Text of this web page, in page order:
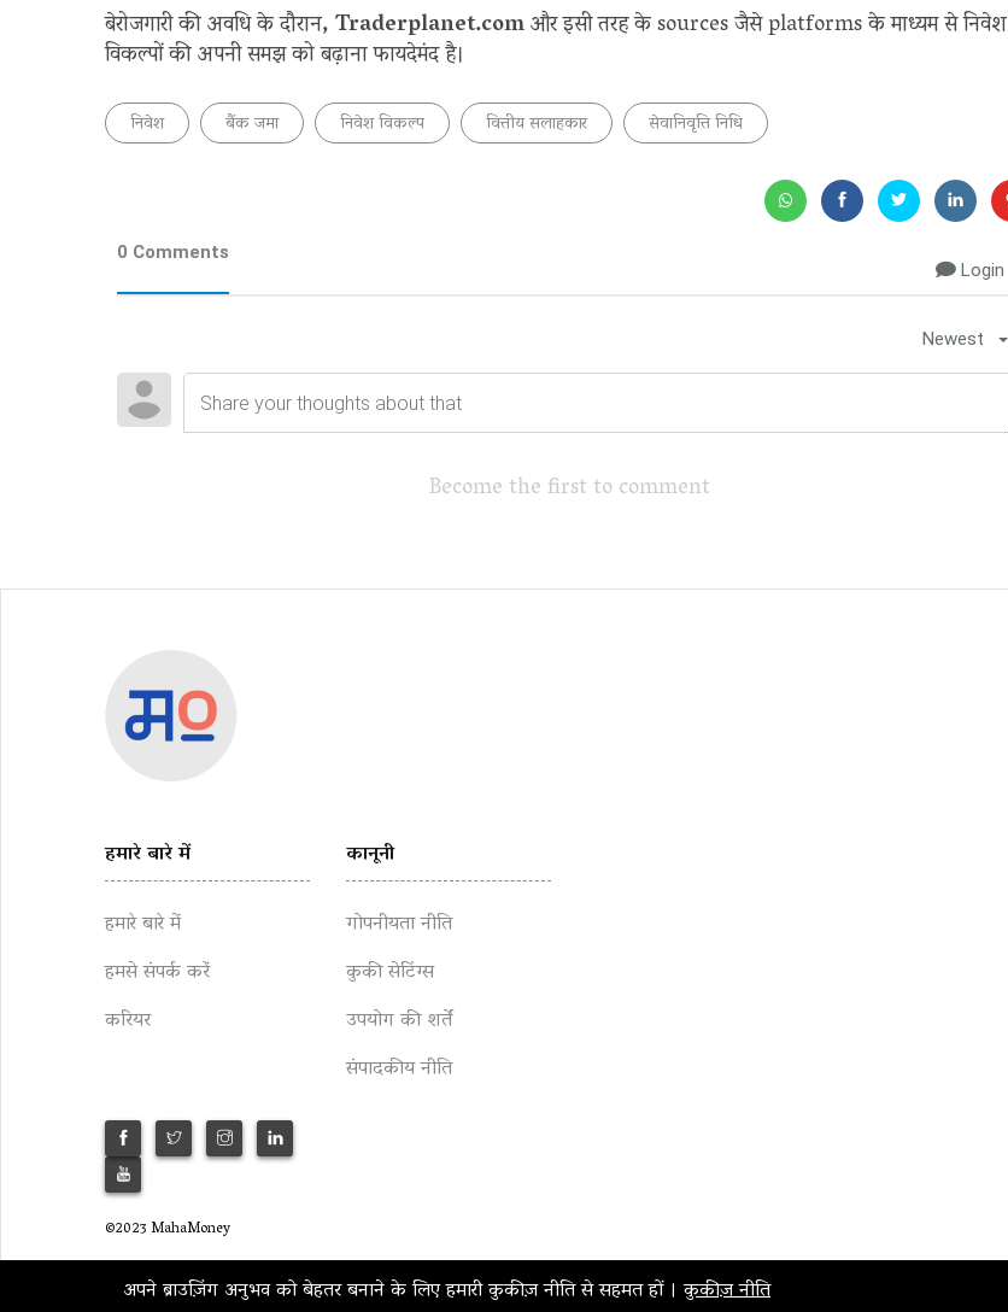
बेरोजगारी की अवधि के दौरान, Traderplanet.comऔर इसी तरह के sources जैसे platforms के माध्यम से निवेश
विकल्पों की अपनी समझ को बढ़ाना फायदेमंद है।
निवेश बैंक जमा निवेश विकल्प वित्तीय सलाहकार सेवानिवृत्ति निधि
0 Comments
Login
Newest
Become the first to comment
हमारे बारे में
हमारे बारे में
हमसे संपर्क करें
करियर
कानूनी
गोपनीयता नीति
कुकी सेटिंग्स
उपयोग की शर्तें
संपादकीय नीति
©2023 MahaMoney
अपने ब्राउज़िंग अनुभव को बेहतर बनाने के लिए हमारी कुकीज़ नीति से सहमत हों । कुकीज़ नीति